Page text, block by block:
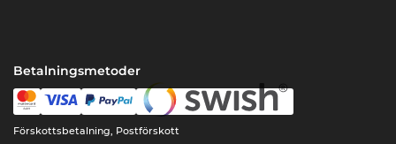
Betalningsmetoder
Förskottsbetalning, Postförskott